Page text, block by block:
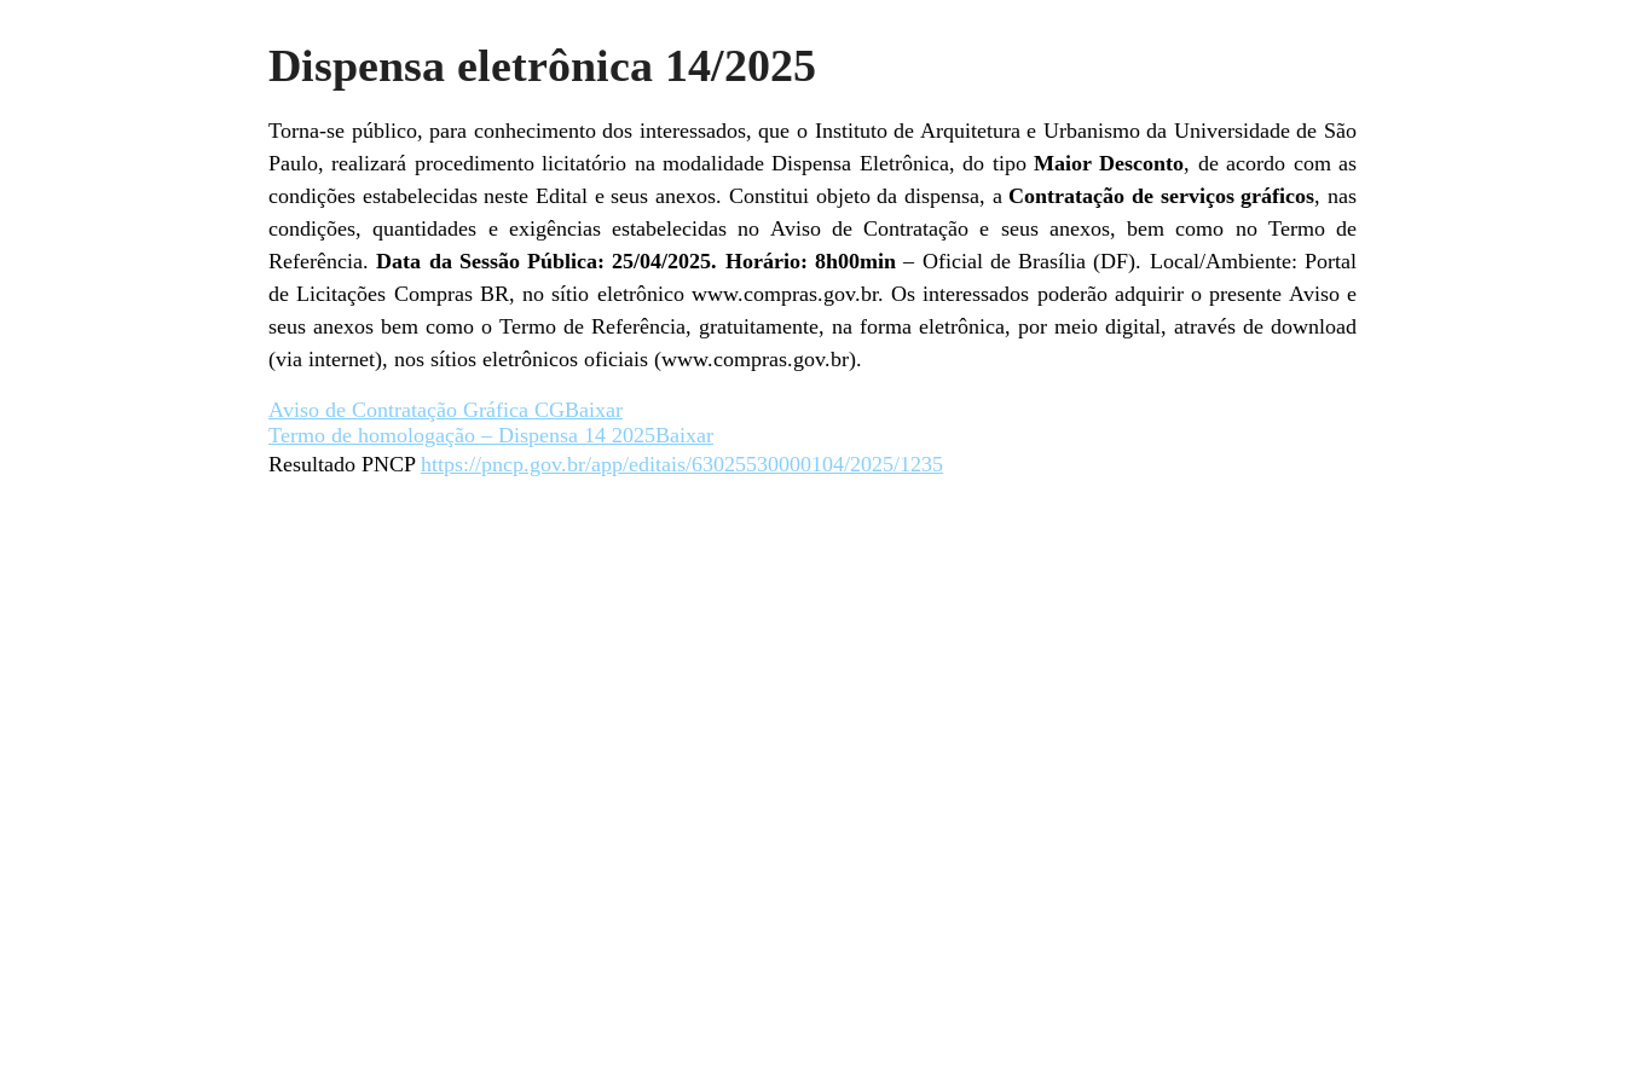
Dispensa eletrônica 14/2025
Torna-se público, para conhecimento dos interessados, que o Instituto de Arquitetura e Urbanismo da Universidade de São
Paulo, realizará procedimento licitatório na modalidade Dispensa Eletrônica, do tipo Maior Desconto, de acordo com as
condições estabelecidas neste Edital e seus anexos. Constitui objeto da dispensa, aContratação de serviços gráficos, nas
condições, quantidades e exigências estabelecidas no Aviso de Contratação e seus anexos, bem como no Termo de
Referência.Data da Sessão Pública: 25/04/2025. Horário: 8h00min – Oficial de Brasília (DF). Local/Ambiente: Portal
de Licitações Compras BR, no sítio eletrônico www.compras.gov.br. Os interessados poderão adquirir o presente Aviso e
seus anexos bem como o Termo de Referência, gratuitamente, na forma eletrônica, por meio digital, através de download
(via internet), nos sítios eletrônicos oficiais (www.compras.gov.br).
Aviso de Contratação Gráfica CGBaixar
Termo de homologação – Dispensa 14 2025Baixar
Resultado PNCP https://pncp.gov.br/app/editais/63025530000104/2025/1235